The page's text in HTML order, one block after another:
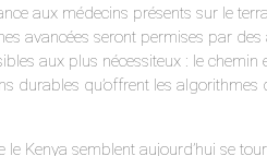
aux médecins présents sur le
avancées seront permises par
aux plus nécessiteux : le
durables qu’offrent les
le Kenya semblent aujourd’hui se